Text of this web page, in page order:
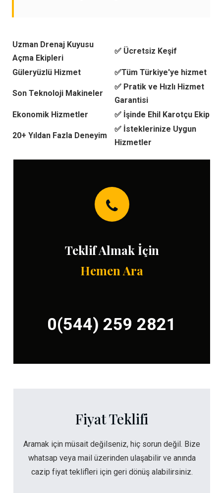
Uzman Drenaj Kuyusu
Açma Ekipleri
✅ Ücretsiz Keşif
Güleryüzlü Hizmet ✅Tüm Türkiye'ye hizmet
Son Teknoloji Makineler
✅ Pratik ve Hızlı Hizmet
Garantisi
Ekonomik Hizmetler
✅ İşinde Ehil Karotçu Ekip
20+ Yıldan Fazla Deneyim
✅ İsteklerinize Uygun
Hizmetler
Teklif Almak İçin
Hemen Ara
0(544) 259 2821
Fiyat Teklifi
Aramak için müsait değilseniz, hiç sorun değil. Bize
whatsap veya mail üzerinden ulaşabilir ve anında
cazip fiyat teklifleri için geri dönüş alabilirsiniz.